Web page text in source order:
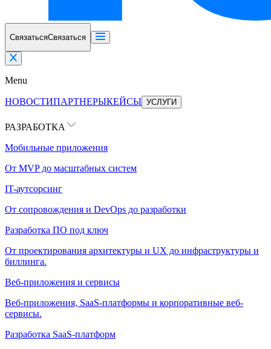
СвязатьсяСвязаться
Menu
НОВОСТИПАРТНЕРЫКЕЙСЫ УСЛУГИ
РАЗРАБОТКА
Мобильные приложения
От MVP до масштабных систем
IT-аутсорсинг
От сопровождения и DevOps до разработки
Разработка ПО под ключ
От проектирования архитектуры и UX до инфраструктуры и
биллинга.
Веб-приложения и сервисы
Веб-приложения, SaaS-платформы и корпоративные веб-
сервисы.
Разработка SaaS-платформ